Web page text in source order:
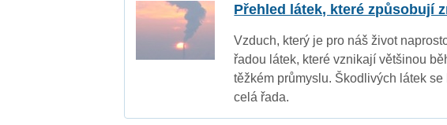
Přehled látek, které způsobují
Vzduch, který je pro náš život
řadou látek, které vznikají většinou
těžkém průmyslu. Škodlivých látek
celá řada.